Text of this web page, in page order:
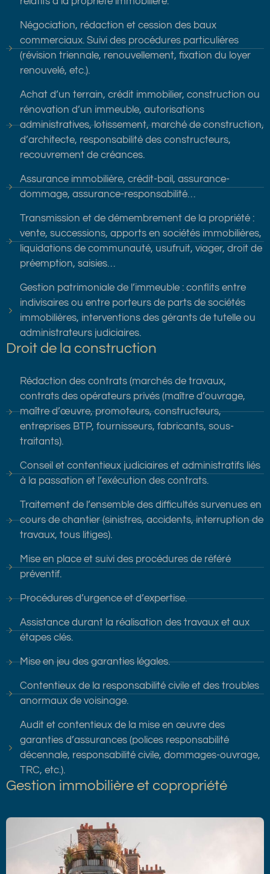
Négociation, rédaction et cession des baux
commerciaux. Suivi des procédures particulières
(révision triennale, renouvellement, fixation du loyer
renouvelé, etc.).
Achat d’un terrain, crédit immobilier, construction ou
rénovation d’un immeuble, autorisations
administratives, lotissement, marché de construction,
d’architecte, responsabilité des constructeurs,
recouvrement de créances.
Assurance immobilière, crédit-bail, assurance-
dommage, assurance-responsabilité…
Transmission et de démembrement de la propriété :
vente, successions, apports en sociétés immobilières,
liquidations de communauté, usufruit, viager, droit de
préemption, saisies…
Gestion patrimoniale de l’immeuble : conflits entre
indivisaires ou entre porteurs de parts de sociétés
immobilières, interventions des gérants de tutelle ou
administrateurs judiciaires.
Droit de la construction
Rédaction des contrats (marchés de travaux,
contrats des opérateurs privés (maître d’ouvrage,
maître d’œuvre, promoteurs, constructeurs,
entreprises BTP, fournisseurs, fabricants, sous-
traitants).
Conseil et contentieux judiciaires et administratifs liés
à la passation et l’exécution des contrats.
Traitement de l’ensemble des difficultés survenues en
cours de chantier (sinistres, accidents, interruption de
travaux, tous litiges).
Mise en place et suivi des procédures de référé
préventif.
Procédures d’urgence et d’expertise.
Assistance durant la réalisation des travaux et aux
étapes clés.
Mise en jeu des garanties légales.
Contentieux de la responsabilité civile et des troubles
anormaux de voisinage.
Audit et contentieux de la mise en œuvre des
garanties d’assurances (polices responsabilité
décennale, responsabilité civile, dommages-ouvrage,
TRC, etc.).
Gestion immobilière et copropriété